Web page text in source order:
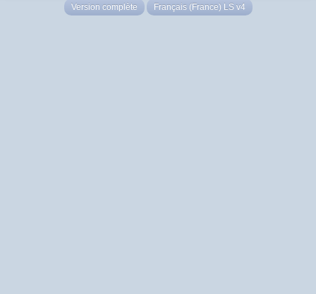
Version complète Français (France) LS v4